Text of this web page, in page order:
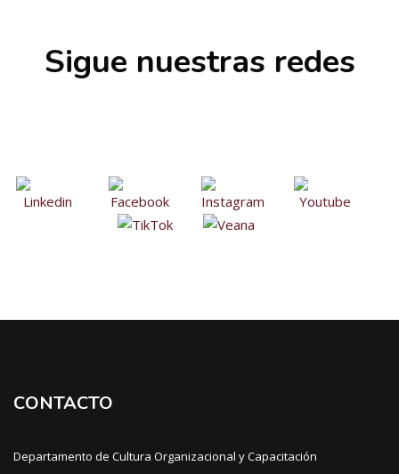
Salta [Cocoon] Custom HTML
Sigue nuestras redes
CONTACTO
Departamento de Cultura Organizacional y Capacitación